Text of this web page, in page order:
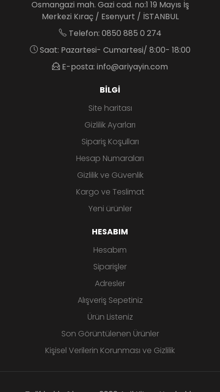
Osmangazi mah. Gazi cad. no:1 19 Mayıs İş
Merkezi Kıraç / Esenyurt / İSTANBUL
Telefon: 0850 885 0 274
Saat: Pazartesi- Cumartesi/ 8:00- 18:00
E-posta: info@ariyayin.com
BILGI
Site haritası
Gizlilik Ayarları
Sipariş Koşulları
Hesap Numaraları
Gizlilik ve Güvenlik
Kargo ve Teslimat
Yeni ürünler
HESABIM
Hesabım
Siparişler
Adresler
Alışveriş Sepetiniz
Ürün Listeniz
Son Görüntülenen Ürünler
Kişisel Verilerin Korunması ve Gizlilik